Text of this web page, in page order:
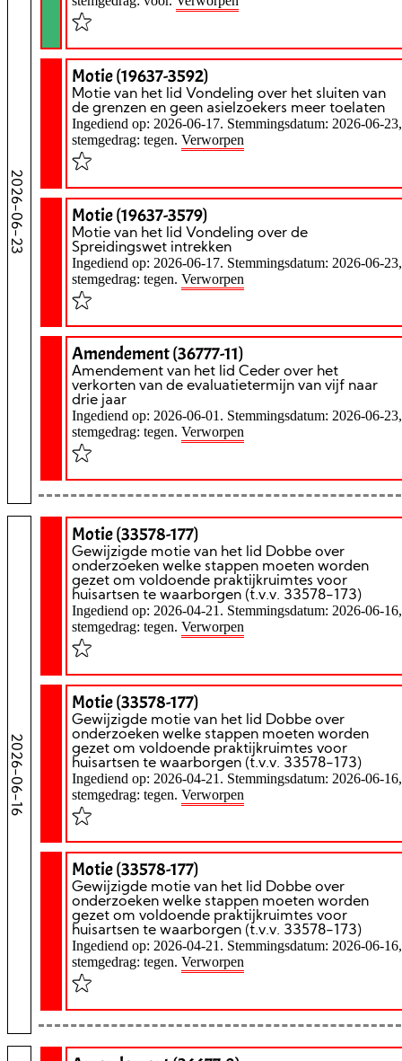
2026-06-23
Motie (19637-3592)
Motie van het lid Vondeling over het sluiten van
de grenzen en geen asielzoekers meer toelaten
Ingediend op: 2026-06-17. Stemmingsdatum: 2026-06-23,
stemgedrag: tegen. Verworpen
Motie (19637-3579)
Motie van het lid Vondeling over de
Spreidingswet intrekken
Ingediend op: 2026-06-17. Stemmingsdatum: 2026-06-23,
stemgedrag: tegen. Verworpen
Amendement (36777-11)
Amendement van het lid Ceder over het
verkorten van de evaluatietermijn van vijf naar
drie jaar
Ingediend op: 2026-06-01. Stemmingsdatum: 2026-06-23,
stemgedrag: tegen. Verworpen
2026-06-16
Motie (33578-177)
Gewijzigde motie van het lid Dobbe over
onderzoeken welke stappen moeten worden
gezet om voldoende praktijkruimtes voor
huisartsen te waarborgen (t.v.v. 33578-173)
Ingediend op: 2026-04-21. Stemmingsdatum: 2026-06-16,
stemgedrag: tegen. Verworpen
Motie (33578-177)
Gewijzigde motie van het lid Dobbe over
onderzoeken welke stappen moeten worden
gezet om voldoende praktijkruimtes voor
huisartsen te waarborgen (t.v.v. 33578-173)
Ingediend op: 2026-04-21. Stemmingsdatum: 2026-06-16,
stemgedrag: tegen. Verworpen
Motie (33578-177)
Gewijzigde motie van het lid Dobbe over
onderzoeken welke stappen moeten worden
gezet om voldoende praktijkruimtes voor
huisartsen te waarborgen (t.v.v. 33578-173)
Ingediend op: 2026-04-21. Stemmingsdatum: 2026-06-16,
stemgedrag: tegen. Verworpen